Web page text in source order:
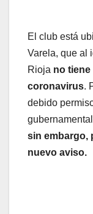
El club está
Varela, que al
Rioja no
coronavirus.
debido
sin embargo,
nuevo aviso.